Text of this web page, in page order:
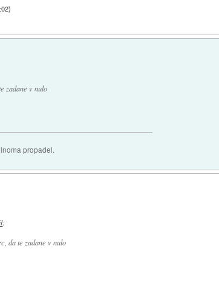
)
zadane v nulo
propadel.
:
da te zadane v nulo